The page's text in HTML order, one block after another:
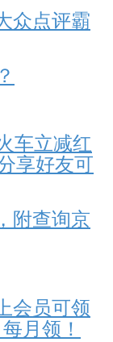
众点评霸
车立减红
享好友可
附查询京
会员可领
月领！